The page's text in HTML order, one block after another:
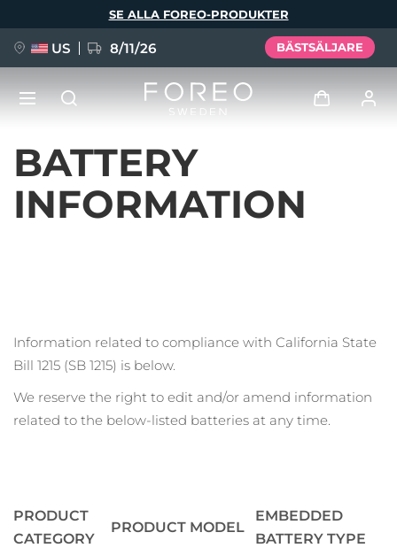
BATTERY
INFORMATION
Information related to compliance with California State
Bill 1215 (SB 1215) is below.
We reserve the right to edit and/or amend information
related to the below-listed batteries at any time.
PRODUCT
CATEGORY
PRODUCT MODEL
EMBEDDED
BATTERY TYPE
SE ALLA FOREO-PRODUKTER
US 8/11/26 BÄSTSÄLJARE
Användarprofil
Mina adresser
Mina prenumerationer
NYHET
BREAKING NEWS
issa™ Teeth Whitening Set
POPULÄR
Språk
Türkçe
简体中文 繁體中文
Leveransland
Spanien Förväntad leverans 10/8/26